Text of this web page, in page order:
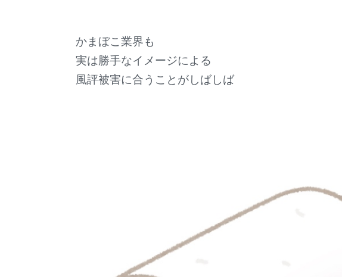
かまぼこ業界も
実は勝手なイメージによる
風評被害に合うことがしばしば